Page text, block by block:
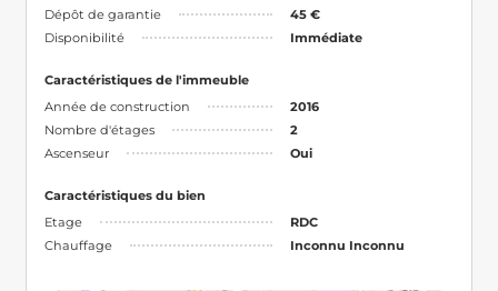
Dépôt de garantie
45 €
Disponibilité
Immédiate
Caractéristiques de l'immeuble
Année de construction
2016
Nombre d'étages
2
Ascenseur
Oui
Caractéristiques du bien
Etage
RDC
Chauffage
Inconnu Inconnu